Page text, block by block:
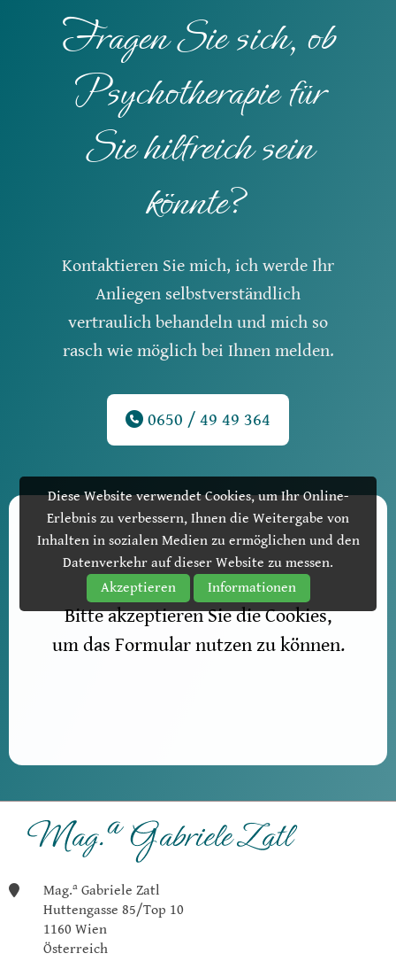
Diese Website verwendet Cookies, um Ihr Online-
Erlebnis zu verbessern, Ihnen die Weitergabe von
Inhalten in sozialen Medien zu ermöglichen und den
Datenverkehr auf dieser Website zu messen.
Akzeptieren
Informationen
Fragen Sie sich, ob
Psychotherapie für
Sie hilfreich sein
könnte?
Kontaktieren Sie mich, ich werde Ihr
Anliegen selbstverständlich
vertraulich behandeln und mich so
rasch wie möglich bei Ihnen melden.
0650 / 49 49 364
Aufgrund Ihrer DSGVO Einstellungen wird dieser Inhalt nicht
geladen.
Bitte akzeptieren Sie die Cookies,
um das Formular nutzen zu können.
Mag.aGabriele Zatl
Huttengasse 85/Top 10
1160 Wien
Österreich